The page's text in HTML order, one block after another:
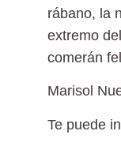
rábano, la
extremo
comerán
Marisol
Te puede